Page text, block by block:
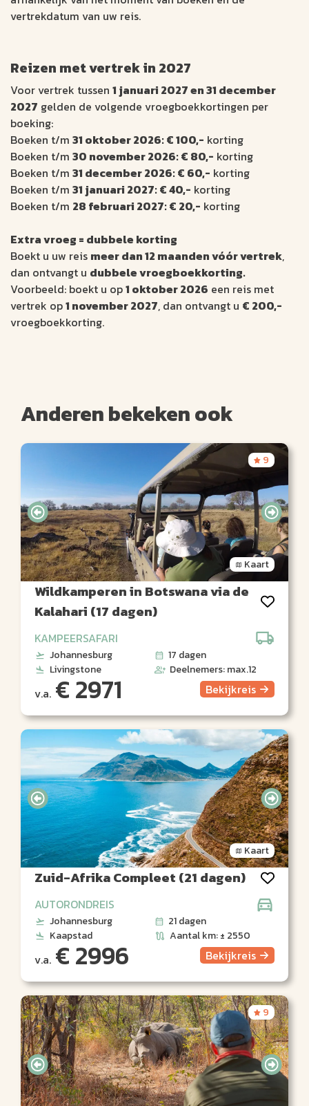
vertrekdatum van uw reis.
Reizen met vertrek in 2027
Voor vertrek tussen 1 januari 2027 en 31 december
2027 gelden de volgende vroegboekkortingen per
boeking:
Boeken t/m 31 oktober 2026: € 100,- korting
Boeken t/m 30 november 2026: € 80,- korting
Boeken t/m 31 december 2026: € 60,- korting
Boeken t/m 31 januari 2027: € 40,- korting
Boeken t/m 28 februari 2027: € 20,- korting
Extra vroeg = dubbele korting
Boekt u uw reis meer dan 12 maanden vóór vertrek,
dan ontvangt u dubbele vroegboekkorting.
Voorbeeld: boekt u op1 oktober 2026 een reis met
vertrek op1 november 2027, dan ontvangt u € 200,-
vroegboekkorting.
Anderen bekeken ook
9
Kaart
Wildkamperen in Botswana via de
Kalahari (17 dagen)
KAMPEERSAFARI
Johannesburg
17 dagen
Livingstone
Deelnemers: max.12
v.a. € 2971 Bekijkreis
Kaart
Zuid-Afrika Compleet (21 dagen)
AUTORONDREIS
Johannesburg
21 dagen
Kaapstad
Aantal km: ± 2550
v.a. € 2996 Bekijkreis
9